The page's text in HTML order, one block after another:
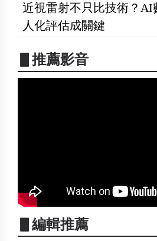
近視雷射不只比技術？AI
人化評估成關鍵
▋推薦影音
▋編輯推薦